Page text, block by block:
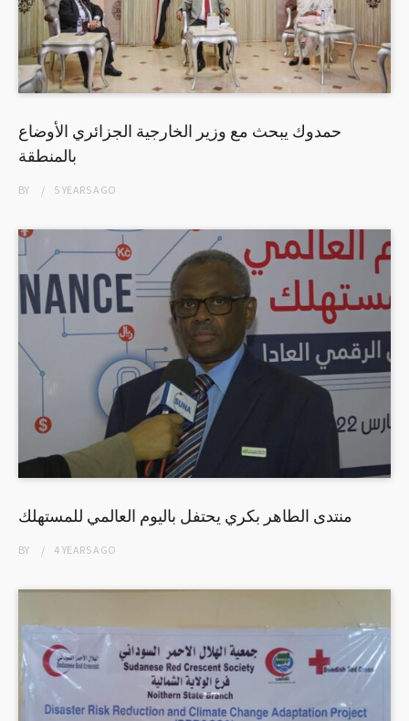
حمدوك يبحث مع وزير الخارجية الجزائري الأوضاع
بالمنطقة
BY 5 YEARSAGO
منتدى الطاهر بكري يحتفل باليوم العالمي للمستهلك
BY 4 YEARSAGO